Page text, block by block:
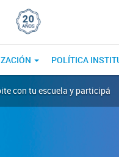
POLÍTICA
con tu escuela y participá